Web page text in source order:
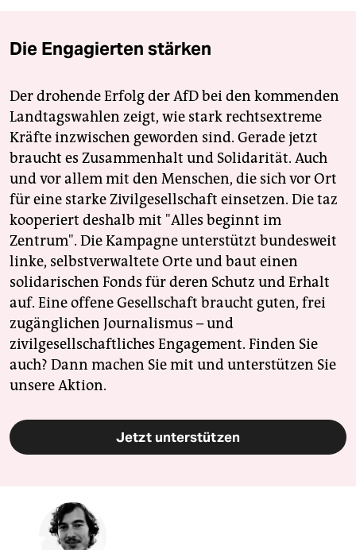
Die Engagierten stärken
Der drohende Erfolg der AfD bei den kommenden
Landtagswahlen zeigt, wie stark rechtsextreme
Kräfte inzwischen geworden sind. Gerade jetzt
braucht es Zusammenhalt und Solidarität. Auch
und vor allem mit den Menschen, die sich vor Ort
für eine starke Zivilgesellschaft einsetzen. Die taz
kooperiert deshalb mit "Alles beginnt im
Zentrum". Die Kampagne unterstützt bundesweit
linke, selbstverwaltete Orte und baut einen
solidarischen Fonds für deren Schutz und Erhalt
auf. Eine offene Gesellschaft braucht guten, frei
zugänglichen Journalismus – und
zivilgesellschaftliches Engagement. Finden Sie
auch? Dann machen Sie mit und unterstützen Sie
unsere Aktion.
Jetzt unterstützen